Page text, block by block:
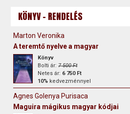
KÖNYV - RENDELÉS
Marton Veronika
A teremtő nyelve a magyar
Könyv
Bolti ár:7 500 Ft
Netes ár: 6 750 Ft
10% kedvezménnyel
Agnes Golenya Purisaca
Maguira mágikus magyar kódjai